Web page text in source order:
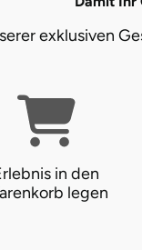
exklusiven
in den
legen